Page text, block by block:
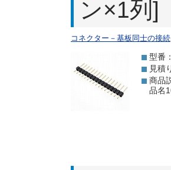
ン×1列]
コネクター－基板同士の接続
型番
見積
商品
品名